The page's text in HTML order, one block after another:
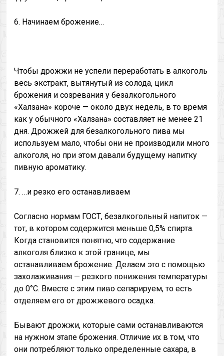
6. Начинаем брожение…
Чтобы дрожжи не успели переработать в алкоголь
весь экстракт, вытянутый из солода, цикл
брожения и созревания у безалкогольного
«Халзана» короче — около двух недель, в то время
как у обычного «Халзана» составляет не менее 21
дня. Дрожжей для безалкогольного пива мы
используем мало, чтобы они не производили много
алкоголя, но при этом давали будущему напитку
пивную ароматику.
7. …и резко его останавливаем
Согласно нормам ГОСТ, безалкогольный напиток —
тот, в котором содержится меньше 0,5% спирта.
Когда становится понятно, что содержание
алкоголя близко к этой границе, мы
останавливаем брожение. Делаем это с помощью
захолаживания — резкого понижения температуры
до 0°C. Вместе с этим пиво сепарируем, то есть
отделяем его от дрожжевого осадка.
Бывают дрожжи, которые сами останавливаются
на нужном этапе брожения. Отличие их в том, что
они потребляют только определенные сахара, в